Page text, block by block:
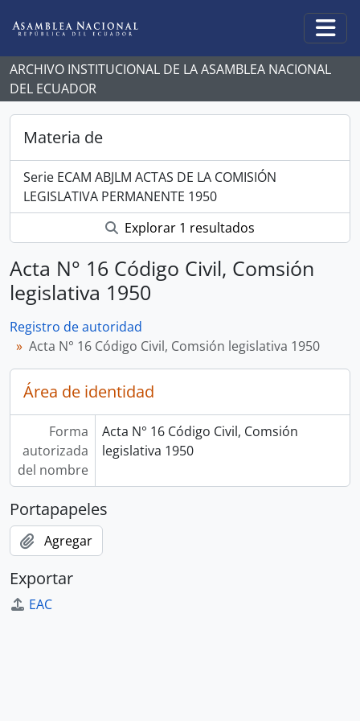
ARCHIVO INSTITUCIONAL DE LA ASAMBLEA NACIONAL
DEL ECUADOR
Materia de
Serie ECAM ABJLM ACTAS DE LA COMISIÓN
LEGISLATIVA PERMANENTE 1950
Explorar 1 resultados
Acta N° 16 Código Civil, Comsión
legislativa 1950
Registro de autoridad
Acta N° 16 Código Civil, Comsión legislativa 1950
Área de identidad
Forma
autorizada
del nombre
Acta N° 16 Código Civil, Comsión
legislativa 1950
Portapapeles
Agregar
Exportar
EAC